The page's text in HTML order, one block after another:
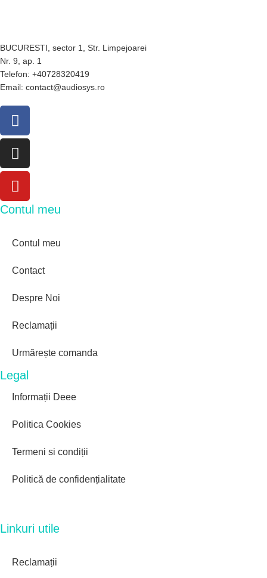
BUCURESTI, sector 1, Str. Limpejoarei
Nr. 9, ap. 1
Telefon: +40728320419
Email: contact@audiosys.ro
Contul meu
Contul meu
Contact
Despre Noi
Reclamații
Urmărește comanda
Legal
Informații Deee
Politica Cookies
Termeni si condiții
Politică de confidențialitate
Linkuri utile
Reclamații